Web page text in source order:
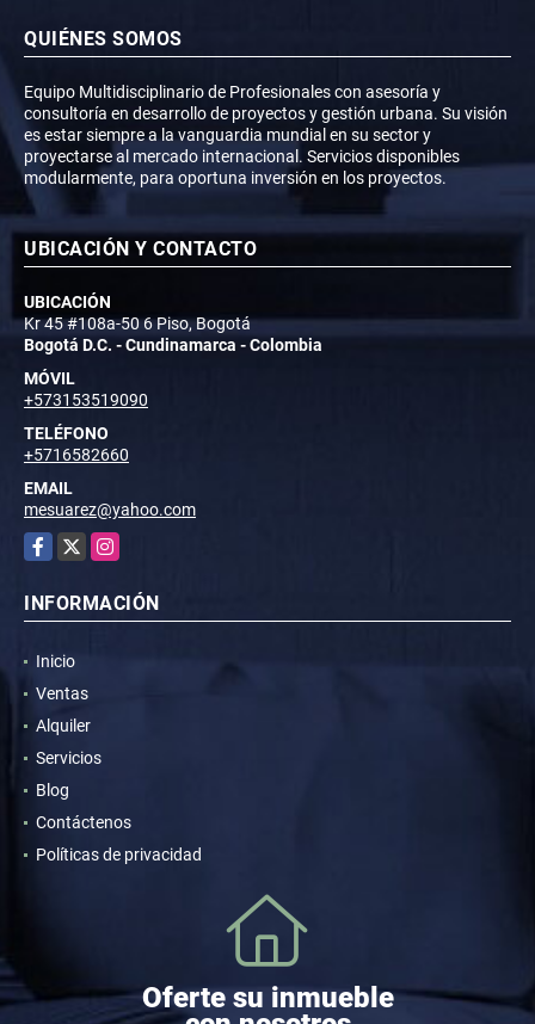
QUIÉNES SOMOS
Equipo Multidisciplinario de Profesionales con asesoría y
consultoría en desarrollo de proyectos y gestión urbana. Su visión
es estar siempre a la vanguardia mundial en su sector y
proyectarse al mercado internacional. Servicios disponibles
modularmente, para oportuna inversión en los proyectos.
UBICACIÓN Y CONTACTO
UBICACIÓN
Kr 45 #108a-50 6 Piso, Bogotá
Bogotá D.C. - Cundinamarca - Colombia
MÓVIL
+573153519090
TELÉFONO
+5716582660
EMAIL
mesuarez@yahoo.com
Facebook
X Instagram
INFORMACIÓN
Inicio
Ventas
Alquiler
Servicios
Blog
Contáctenos
Políticas de privacidad
Oferte su inmueble